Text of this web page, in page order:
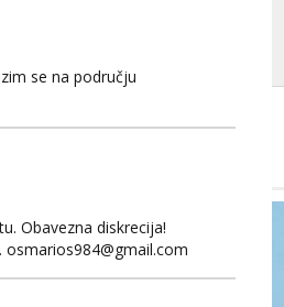
se na području
Obavezna diskrecija!